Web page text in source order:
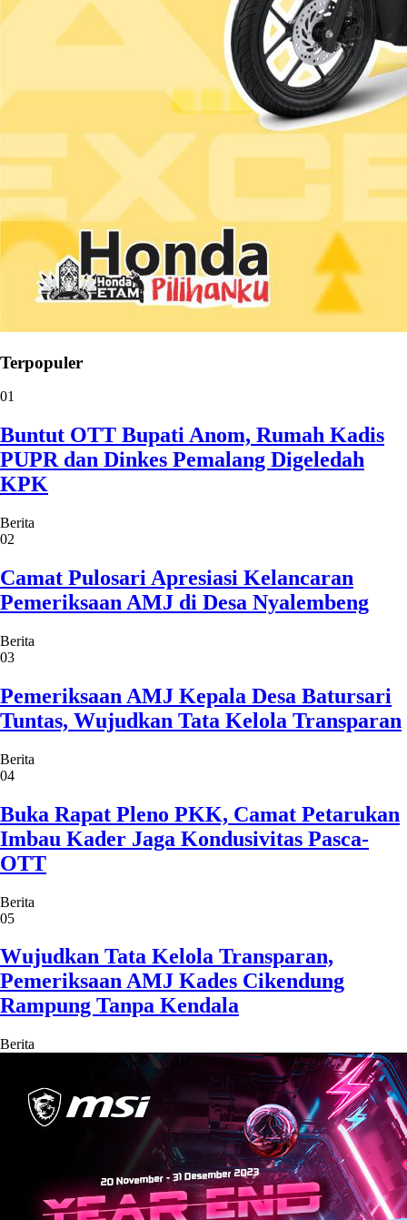
Terpopuler
01
Buntut OTT Bupati Anom, Rumah Kadis
PUPR dan Dinkes Pemalang Digeledah
KPK
Berita
02
Camat Pulosari Apresiasi Kelancaran
Pemeriksaan AMJ di Desa Nyalembeng
Berita
03
Pemeriksaan AMJ Kepala Desa Batursari
Tuntas, Wujudkan Tata Kelola Transparan
Berita
04
Buka Rapat Pleno PKK, Camat Petarukan
Imbau Kader Jaga Kondusivitas Pasca-
OTT
Berita
05
Wujudkan Tata Kelola Transparan,
Pemeriksaan AMJ Kades Cikendung
Rampung Tanpa Kendala
Berita